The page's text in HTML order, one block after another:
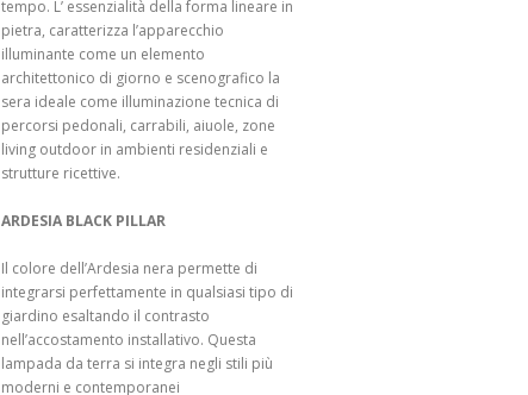
tempo. L’ essenzialità della forma lineare in
pietra, caratterizza l’apparecchio
illuminante come un elemento
architettonico di giorno e scenografico la
sera ideale come illuminazione tecnica di
percorsi pedonali, carrabili, aiuole, zone
living outdoor in ambienti residenziali e
strutture ricettive.
ARDESIA BLACK PILLAR
Il colore dell’Ardesia nera permette di
integrarsi perfettamente in qualsiasi tipo di
giardino esaltando il contrasto
nell’accostamento installativo. Questa
lampada da terra si integra negli stili più
moderni e contemporanei